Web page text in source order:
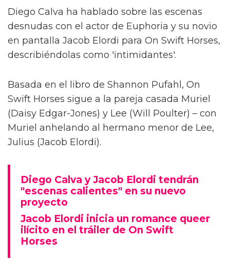
Diego Calva ha hablado sobre las escenas
desnudas con el actor de Euphoria y su novio
en pantalla Jacob Elordi para On Swift Horses,
describiéndolas como 'intimidantes'.
Basada en el libro de Shannon Pufahl, On
Swift Horses sigue a la pareja casada Muriel
(Daisy Edgar-Jones) y Lee (Will Poulter) – con
Muriel anhelando al hermano menor de Lee,
Julius (Jacob Elordi).
Diego Calva y Jacob Elordi tendrán
"escenas calientes" en su nuevo
proyecto
Jacob Elordi inicia un romance queer
ilícito en el tráiler de On Swift
Horses